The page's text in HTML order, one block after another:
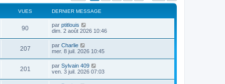
VUES DERNIER MESSAGE
90V
u
s
D
e
i
e
r
m
e
s
par ptitlouis
dim. 2 août 2026 10:46
207V
u
D
e
i
e
r
par Charlie
mer. 8 juil. 2026 10:45
201
u
D
e
par Sylvain 409
ven. 3 juil. 2026 07:03